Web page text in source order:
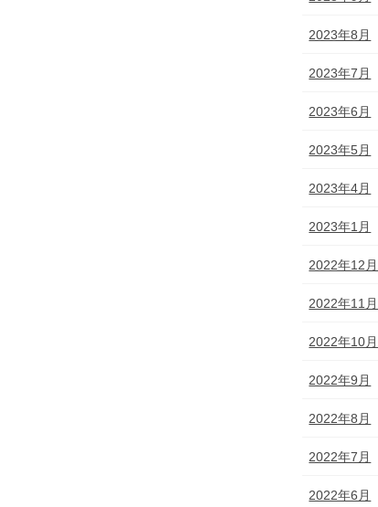
2023年8月
2023年7月
2023年6月
2023年5月
2023年4月
2023年1月
2022年12月
2022年11月
2022年10月
2022年9月
2022年8月
2022年7月
2022年6月